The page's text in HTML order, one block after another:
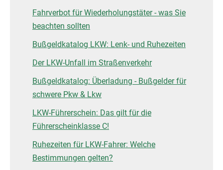
Fahrverbot für Wiederholungstäter - was Sie
beachten sollten
Bußgeldkatalog LKW: Lenk- und Ruhezeiten
Der LKW-Unfall im Straßenverkehr
Bußgeldkatalog: Überladung - Bußgelder für
schwere Pkw & Lkw
LKW-Führerschein: Das gilt für die
Führerscheinklasse C!
Ruhezeiten für LKW-Fahrer: Welche
Bestimmungen gelten?